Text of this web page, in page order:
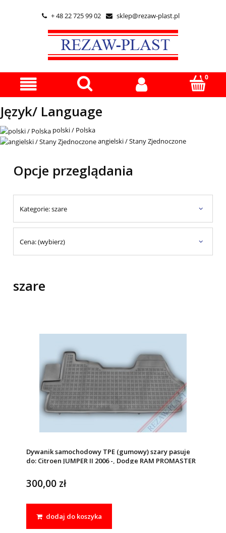
 + 48 22 725 99 02  sklep@rezaw-plast.pl
Język/ Language
polski / Polska
angielski / Stany Zjednoczone
Opcje przeglądania
Kategorie: szare
Cena: (wybierz)
szare
Dywanik samochodowy TPE (gumowy) szary pasuje
do: Citroen JUMPER II 2006 -, Dodge RAM PROMASTER
Opel MOVANO C III 2022-, Peugeot BOXER II 2006-
300,00 zł
dodaj do koszyka